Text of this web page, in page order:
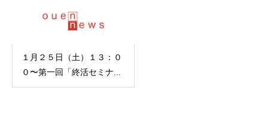
１月２５日（土）１３：０
０〜第一回「終活セミナ...